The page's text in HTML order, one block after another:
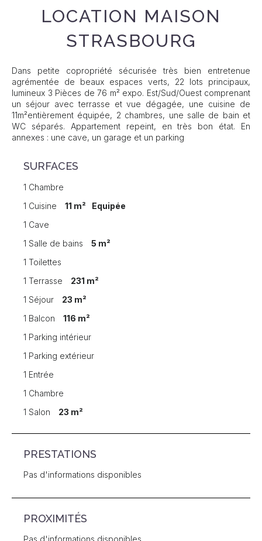
LOCATION MAISON
STRASBOURG
Dans petite copropriété sécurisée très bien entretenue
agrémentée de beaux espaces verts, 22 lots principaux,
lumineux 3 Pièces de 76 m² expo. Est/Sud/Ouest comprenant
un séjour avec terrasse et vue dégagée, une cuisine de
11m²entièrement équipée, 2 chambres, une salle de bain et
WC séparés. Appartement repeint, en très bon état. En
annexes : une cave, un garage et un parking
SURFACES
1 Chambre
1 Cuisine
11 m²
Equipée
1 Cave
1 Salle de bains
5 m²
1 Toilettes
1 Terrasse
231 m²
1 Séjour
23 m²
1 Balcon
116 m²
1 Parking intérieur
1 Parking extérieur
1 Entrée
1 Chambre
1 Salon
23 m²
PRESTATIONS
Pas d'informations disponibles
PROXIMITÉS
Pas d'informations disponibles